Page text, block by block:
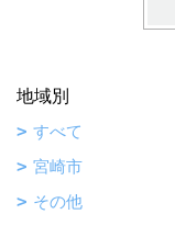
地域別
すべて
宮崎市
その他